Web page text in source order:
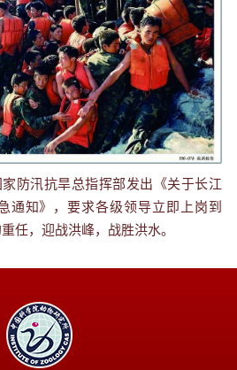
汛抗旱总指挥部发出《关于长江
通知》，要求各级领导立即上岗到
任，迎战洪峰，战胜洪水。